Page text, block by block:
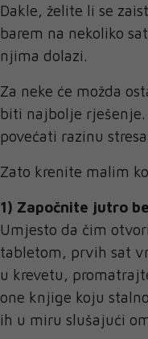
Dakle, želite li se
barem na nekoliko
njima dolazi.
Za neke će možda
biti najbolje
povećati razinu
Zato krenite malim
1) Započnite jutro
Umjesto da čim
tabletom, prvih sat
u krevetu,
one knjige koju
ih u miru slušajući